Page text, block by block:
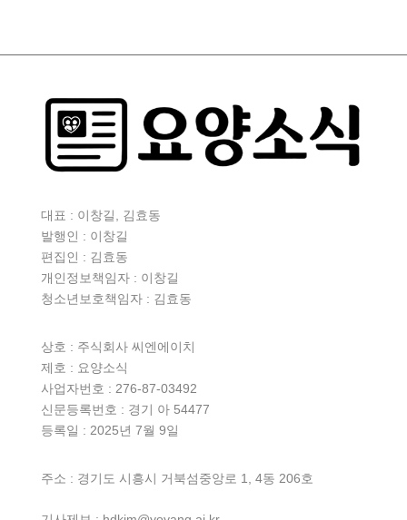
대표 : 이창길, 김효동
발행인 : 이창길
편집인 : 김효동
개인정보책임자 : 이창길
청소년보호책임자 : 김효동
상호 : 주식회사 씨엔에이치
제호 : 요양소식
사업자번호 : 276-87-03492
신문등록번호 : 경기 아 54477
등록일 : 2025년 7월 9일
주소 : 경기도 시흥시 거북섬중앙로 1, 4동 206호